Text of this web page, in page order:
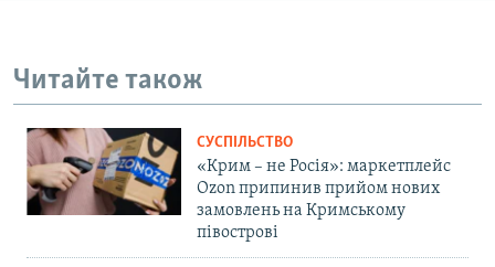
Читайте також
СУСПІЛЬСТВО
«Крим – не Росія»: маркетплейс
Ozon припинив прийом нових
замовлень на Кримському
півострові